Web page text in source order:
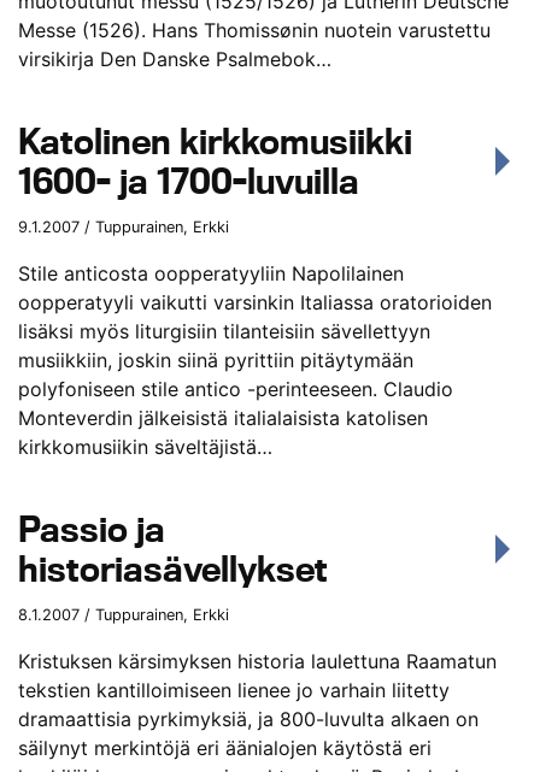
Messe (1526). Hans Thomissønin nuotein varustettu
virsikirja Den Danske Psalmebok…
Katolinen kirkkomusiikki
1600- ja 1700-luvuilla
9.1.2007 / Tuppurainen, Erkki
Stile anticosta oopperatyyliin Napolilainen
oopperatyyli vaikutti varsinkin Italiassa oratorioiden
lisäksi myös liturgisiin tilanteisiin sävellettyyn
musiikkiin, joskin siinä pyrittiin pitäytymään
polyfoniseen stile antico -perinteeseen. Claudio
Monteverdin jälkeisistä italialaisista katolisen
kirkkomusiikin säveltäjistä…
Passio ja
historiasävellykset
8.1.2007 / Tuppurainen, Erkki
Kristuksen kärsimyksen historia laulettuna Raamatun
tekstien kantilloimiseen lienee jo varhain liitetty
dramaattisia pyrkimyksiä, ja 800-luvulta alkaen on
säilynyt merkintöjä eri äänialojen käytöstä eri